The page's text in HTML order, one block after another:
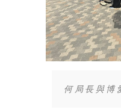
何局長與博